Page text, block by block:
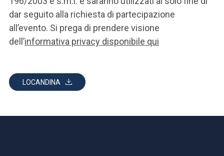
dar seguito alla richiesta di partecipazione
all’evento. Si prega di prendere visione
dell’informativa privacy disponibile qui
LOCANDINA